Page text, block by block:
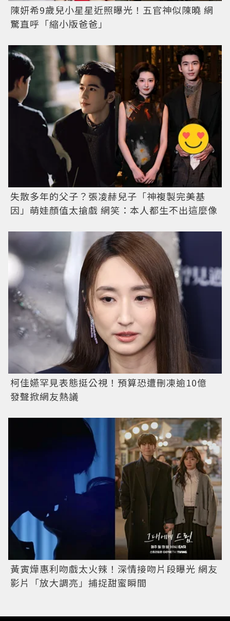
陳妍希9歲兒小星星近照曝光！五官神似陳曉 網
驚直呼「縮小版爸爸」
失散多年的父子？張凌赫兒子「神複製完美基
因」萌娃顏值太搶戲 網笑：本人都生不出這麼像
柯佳嬿罕見表態挺公視！預算恐遭刪凍逾10億
發聲掀網友熱議
黃寅燁惠利吻戲太火辣！深情接吻片段曝光 網友
影片「放大調亮」捕捉甜蜜瞬間